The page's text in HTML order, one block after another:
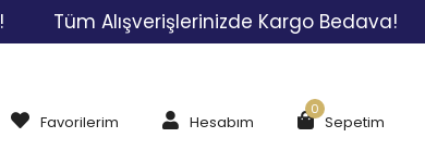
Tüm Alışverişlerinizde Kargo Bedava!
Favorilerim Hesabım Sepetim
0